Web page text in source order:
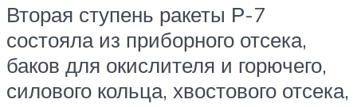
Вторая ступень ракеты Р-7
состояла из приборного отсека,
баков для окислителя и горючего,
силового кольца, хвостового отсека,